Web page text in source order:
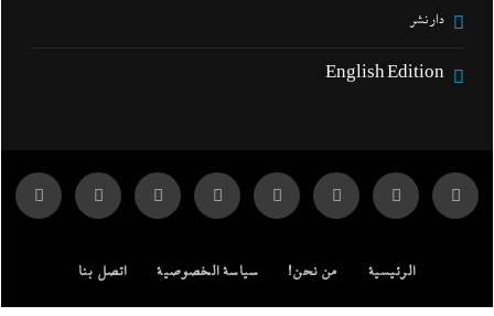
دار نشر
English Edition
الرئيسية من نحن! سياسة الخصوصية اتصل بنا